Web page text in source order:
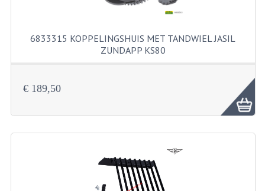
VOORVORK ONDERDELEN
VOORVORK COMPLEET
MOTORBLOK DELEN
CARBURATEURDELEN
CARBURATEURS EN SPROEIERS
6833315 KOPPELINGSHUIS MET TANDWIEL JASIL
ZUNDAPP KS80
€ 189,50